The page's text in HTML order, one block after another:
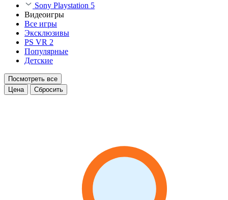
Sony Playstation 5
Видеоигры
Все игры
Эксклюзивы
PS VR 2
Популярные
Детские
Посмотреть все
Цена
Сбросить